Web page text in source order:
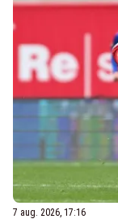
7 aug. 2026, 17:16